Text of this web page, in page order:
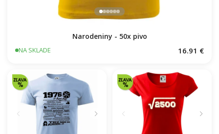
Narodeniny - 50x pivo
NA SKLADE 16.91 €